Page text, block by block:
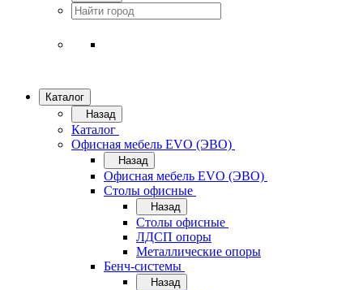
Каталог
Назад
Каталог
Офисная мебель EVO (ЭВО)
Назад
Офисная мебель EVO (ЭВО)
Cтолы офисные
Назад
Cтолы офисные
ЛДСП опоры
Металлические опоры
Бенч-системы
Назад